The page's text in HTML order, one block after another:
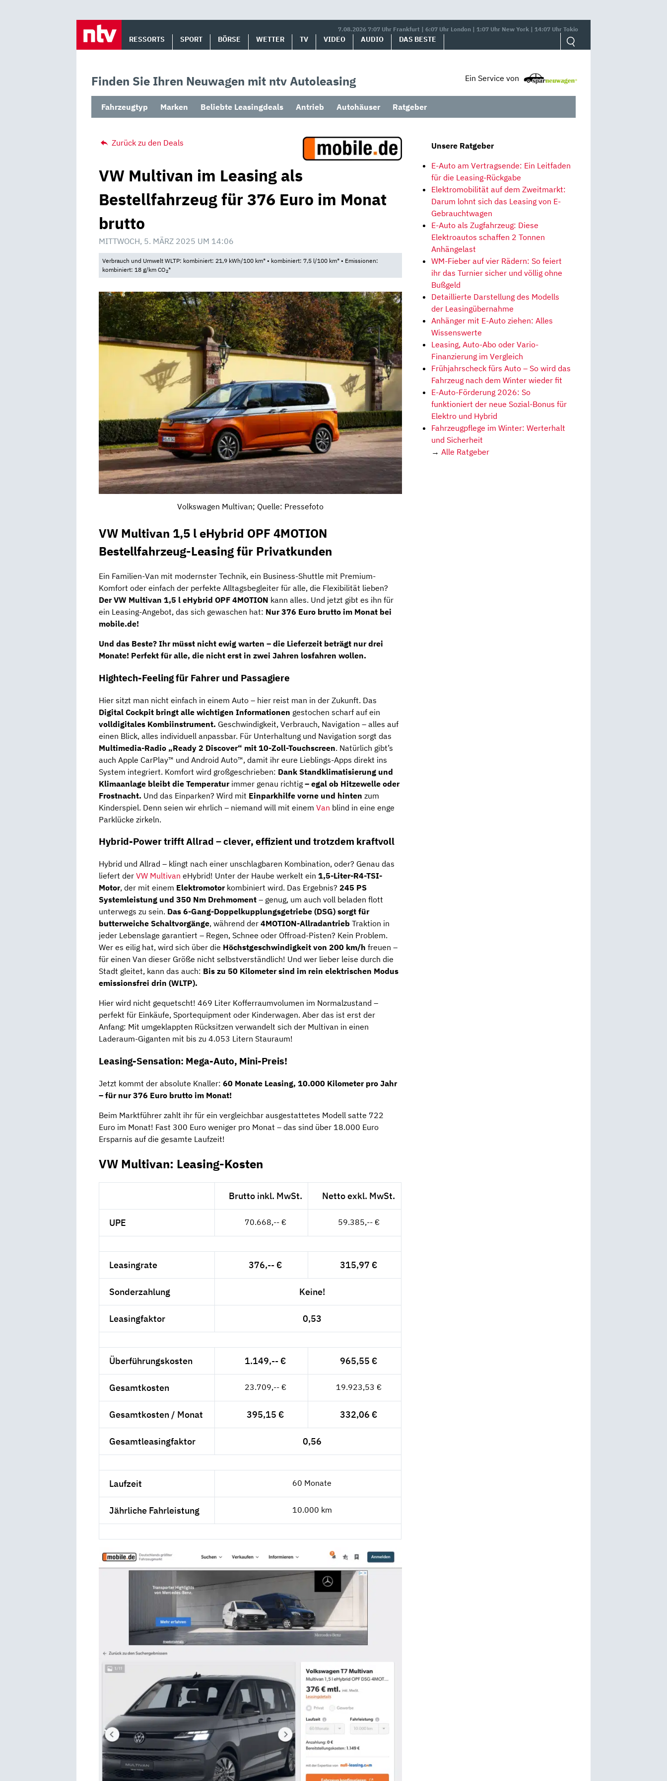
7.08.2026 7:07 Uhr Frankfurt | 6:07 Uhr London | 1:07 Uhr New York | 14:07 Uhr Tokio
RESSORTS SPORT BÖRSE WETTER TV VIDEO AUDIO DAS BESTE
Finden Sie Ihren Neuwagen mit ntv Autoleasing Ein Service von
Fahrzeugtyp Marken Beliebte Leasingdeals Antrieb Autohäuser Ratgeber
Zurück zu den Deals
VW Multivan im Leasing als
Bestellfahrzeug für 376 Euro im Monat
brutto
MITTWOCH, 5. MÄRZ 2025 UM 14:06
Verbrauch und Umwelt WLTP: kombiniert: 21,9 kWh/100 km* • kombiniert: 7,5 l/100 km* • Emissionen:
kombiniert: 18 g/km CO2*
Volkswagen Multivan; Quelle: Pressefoto
VW Multivan 1,5 l eHybrid OPF 4MOTION
Bestellfahrzeug-Leasing für Privatkunden
Ein Familien-Van mit modernster Technik, ein Business-Shuttle mit Premium-
Komfort oder einfach der perfekte Alltagsbegleiter für alle, die Flexibilität lieben?
Der VW Multivan 1,5 l eHybrid OPF 4MOTION kann alles. Und jetzt gibt es ihn für
ein Leasing-Angebot, das sich gewaschen hat: Nur 376 Euro brutto im Monat bei
mobile.de!
Und das Beste? Ihr müsst nicht ewig warten – die Lieferzeit beträgt nur drei
Monate! Perfekt für alle, die nicht erst in zwei Jahren losfahren wollen.
Hightech-Feeling für Fahrer und Passagiere
Hier sitzt man nicht einfach in einem Auto – hier reist man in der Zukunft. Das
Digital Cockpit bringt alle wichtigen Informationen gestochen scharf auf ein
volldigitales Kombiinstrument. Geschwindigkeit, Verbrauch, Navigation – alles auf
einen Blick, alles individuell anpassbar. Für Unterhaltung und Navigation sorgt das
Multimedia-Radio „Ready 2 Discover“ mit 10-Zoll-Touchscreen. Natürlich gibt’s
auch Apple CarPlay™ und Android Auto™, damit ihr eure Lieblings-Apps direkt ins
System integriert. Komfort wird großgeschrieben: Dank Standklimatisierung und
Klimaanlage bleibt die Temperatur immer genau richtig – egal ob Hitzewelle oder
Frostnacht. Und das Einparken? Wird mit Einparkhilfe vorne und hinten zum
Kinderspiel. Denn seien wir ehrlich – niemand will mit einem Van blind in eine enge
Parklücke zirkeln.
Hybrid-Power trifft Allrad – clever, effizient und trotzdem kraftvoll
Hybrid und Allrad – klingt nach einer unschlagbaren Kombination, oder? Genau das
liefert der VW Multivan eHybrid! Unter der Haube werkelt ein 1,5-Liter-R4-TSI-
Motor, der mit einem Elektromotorkombiniert wird. Das Ergebnis? 245 PS
Systemleistung und 350 Nm Drehmoment – genug, um auch voll beladen flott
unterwegs zu sein. Das 6-Gang-Doppelkupplungsgetriebe (DSG) sorgt für
butterweiche Schaltvorgänge, während der 4MOTION-Allradantrieb Traktion in
jeder Lebenslage garantiert – Regen, Schnee oder Offroad-Pisten? Kein Problem.
Wer es eilig hat, wird sich über die Höchstgeschwindigkeit von 200 km/h freuen –
für einen Van dieser Größe nicht selbstverständlich! Und wer lieber leise durch die
Stadt gleitet, kann das auch: Bis zu 50 Kilometer sind im rein elektrischen Modus
emissionsfrei drin (WLTP).
Hier wird nicht gequetscht! 469 Liter Kofferraumvolumen im Normalzustand –
perfekt für Einkäufe, Sportequipment oder Kinderwagen. Aber das ist erst der
Anfang: Mit umgeklappten Rücksitzen verwandelt sich der Multivan in einen
Laderaum-Giganten mit bis zu 4.053 Litern Stauraum!
Leasing-Sensation: Mega-Auto, Mini-Preis!
Jetzt kommt der absolute Knaller: 60 Monate Leasing, 10.000 Kilometer pro Jahr
– für nur 376 Euro brutto im Monat!
Beim Marktführer zahlt ihr für ein vergleichbar ausgestattetes Modell satte 722
Euro im Monat! Fast 300 Euro weniger pro Monat – das sind über 18.000 Euro
Ersparnis auf die gesamte Laufzeit!
VW Multivan: Leasing-Kosten
Brutto inkl. MwSt. Netto exkl. MwSt.
UPE 70.668,-- € 59.385,-- €
Leasingrate 376,-- € 315,97 €
Sonderzahlung Keine!
Leasingfaktor 0,53
Überführungskosten 1.149,-- € 965,55 €
Gesamtkosten 23.709,-- € 19.923,53 €
Gesamtkosten / Monat 395,15 € 332,06 €
Gesamtleasingfaktor 0,56
Laufzeit 60 Monate
Jährliche Fahrleistung 10.000 km
Unsere Ratgeber
E-Auto am Vertragsende: Ein Leitfaden
für die Leasing-Rückgabe
Elektromobilität auf dem Zweitmarkt:
Darum lohnt sich das Leasing von E-
Gebrauchtwagen
E-Auto als Zugfahrzeug: Diese
Elektroautos schaffen 2 Tonnen
Anhängelast
WM-Fieber auf vier Rädern: So feiert
ihr das Turnier sicher und völlig ohne
Bußgeld
Detaillierte Darstellung des Modells
der Leasingübernahme
Anhänger mit E-Auto ziehen: Alles
Wissenswerte
Leasing, Auto-Abo oder Vario-
Finanzierung im Vergleich
Frühjahrscheck fürs Auto – So wird das
Fahrzeug nach dem Winter wieder fit
E-Auto-Förderung 2026: So
funktioniert der neue Sozial-Bonus für
Elektro und Hybrid
Fahrzeugpflege im Winter: Werterhalt
und Sicherheit
→ Alle Ratgeber